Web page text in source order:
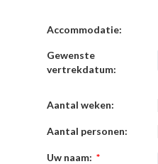
Accommodatie:
Gewenste
vertrekdatum:
Aantal weken:
Aantal personen:
Uw naam: *